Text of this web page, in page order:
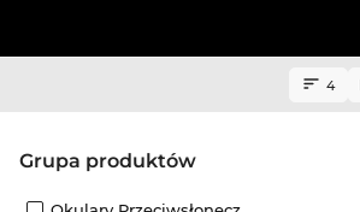
grupa produktów
4